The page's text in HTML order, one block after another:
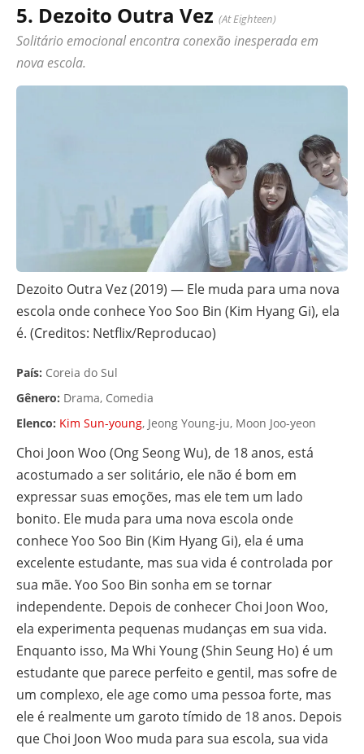
5. Dezoito Outra Vez (At Eighteen)
Solitário emocional encontra conexão inesperada em
nova escola.
Dezoito Outra Vez (2019) — Ele muda para uma nova
escola onde conhece Yoo Soo Bin (Kim Hyang Gi), ela
é. (Creditos: Netflix/Reproducao)
País: Coreia do Sul
Gênero: Drama, Comedia
Elenco: Kim Sun-young, Jeong Young-ju, Moon Joo-yeon
Choi Joon Woo (Ong Seong Wu), de 18 anos, está
acostumado a ser solitário, ele não é bom em
expressar suas emoções, mas ele tem um lado
bonito. Ele muda para uma nova escola onde
conhece Yoo Soo Bin (Kim Hyang Gi), ela é uma
excelente estudante, mas sua vida é controlada por
sua mãe. Yoo Soo Bin sonha em se tornar
independente. Depois de conhecer Choi Joon Woo,
ela experimenta pequenas mudanças em sua vida.
Enquanto isso, Ma Whi Young (Shin Seung Ho) é um
estudante que parece perfeito e gentil, mas sofre de
um complexo, ele age como uma pessoa forte, mas
ele é realmente um garoto tímido de 18 anos. Depois
que Choi Joon Woo muda para sua escola, sua vida